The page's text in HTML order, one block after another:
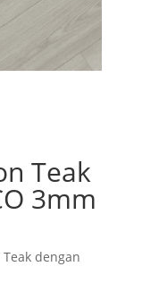
Teak
3mm
dengan